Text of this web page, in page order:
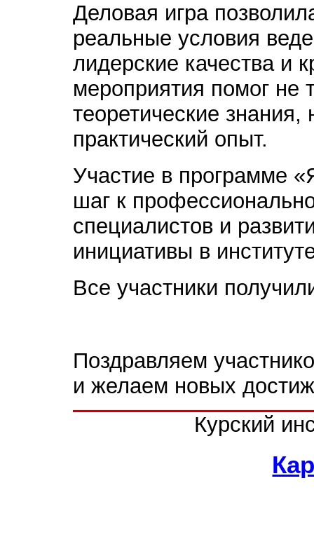
Деловая игра
реальные условия
лидерские качества и
мероприятия помог не
теоретические
практический опыт.
Участие в программе
шаг к
специалистов и
инициативы в
Все участники
Поздравляем
и желаем новых
Курский